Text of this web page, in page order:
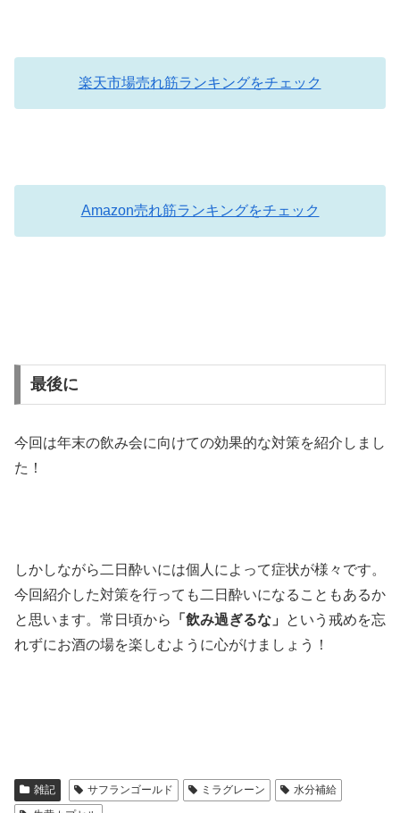
楽天市場売れ筋ランキングをチェック
Amazon売れ筋ランキングをチェック
最後に
今回は年末の飲み会に向けての効果的な対策を紹介しまし
た！
しかしながら二日酔いには個人によって症状が様々です。
今回紹介した対策を行っても二日酔いになることもあるか
と思います。常日頃から
「飲み過ぎるな」
という戒めを忘
れずにお酒の場を楽しむように心がけましょう！
雑記 サフランゴールド ミラグレーン
水分補給